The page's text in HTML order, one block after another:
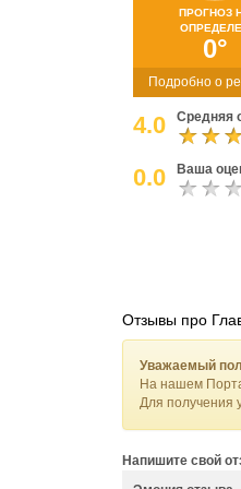
ПРОГНОЗ
0°
Подробно о
4.0 Средняя
0.0 Ваша
Отзывы про
Уважаемый
На нашем
Для получения
Напишите свой